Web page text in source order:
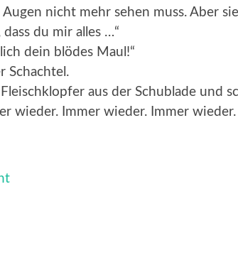
nicht mehr sehen muss. Aber
du mir alles …“
dein blödes Maul!“
Schachtel.
aus der Schublade und
wieder. Immer wieder. Immer wieder.